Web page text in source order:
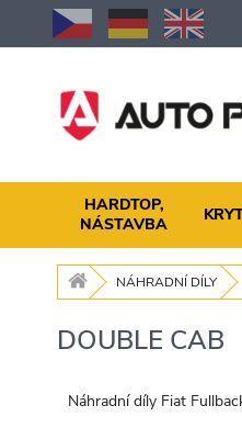
Přejít
na
HARDTOP,
NÁSTAVBA
NÁHRADNÍ DÍLY
DOUBLE CAB
Náhradní díly Fiat